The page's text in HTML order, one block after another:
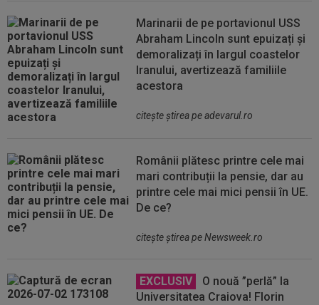
Marinarii de pe portavionul USS
Abraham Lincoln sunt epuizați și
demoralizați în largul coastelor
Iranului, avertizează familiile
acestora
citeşte ştirea pe adevarul.ro
Românii plătesc printre cele mai
mari contribuții la pensie, dar au
printre cele mai mici pensii în UE.
De ce?
citeşte ştirea pe Newsweek.ro
EXCLUSIV
O nouă ”perlă” la
Universitatea Craiova! Florin